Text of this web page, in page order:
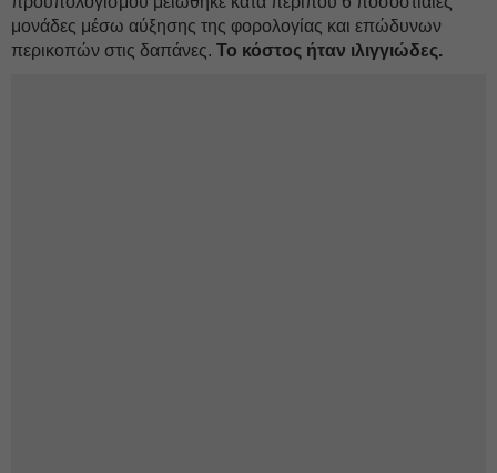
μονάδες μέσω αύξησης της φορολογίας και επώδυνων
περικοπών στις δαπάνες. Το κόστος ήταν ιλιγγιώδες.